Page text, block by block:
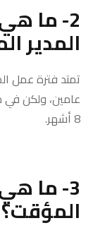
2- ما
المدير
8 أشهر.
3- ما
المؤقت؟